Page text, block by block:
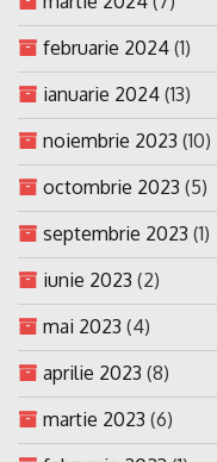
februarie 2024 (1)
ianuarie 2024 (13)
noiembrie 2023 (10)
octombrie 2023 (5)
septembrie 2023 (1)
iunie 2023 (2)
mai 2023 (4)
aprilie 2023 (8)
martie 2023 (6)